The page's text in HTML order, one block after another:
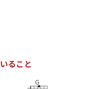
いるこ と
G